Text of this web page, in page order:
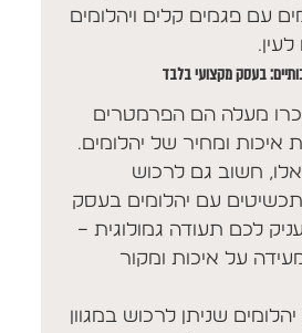
עם פגמים קלים ויהלומים
בעסק מקצועי בלבד
מעלה הם הפרמטרים
איכות ומחיר של יהלומים.
חשוב גם לרכוש
עם יהלומים בעסק
לכם תעודה גמולוגית –
על איכות ומקור
שניתן לרכוש במגוון